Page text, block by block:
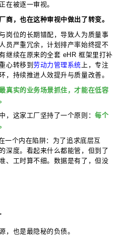
在被逐一审视。
商，也在这种审视中做出了转变。
岗位的长期错配，导致人为质量事
员严重冗余，计划排产率始终提不
继续在原来的全套 eHR 框架里打补
心转移到劳动力管理系统 上，专注
，持续推进人效提升与质量改善。
真实的业务场景抓住，才能在低容
，这家工厂坚持了一个原则：每个
一个内在陷阱：为了追求底层互
深度。看起来什么都能管，但到了
、工时算不细。数据是有了，但没
，也是最隐秘的负债。